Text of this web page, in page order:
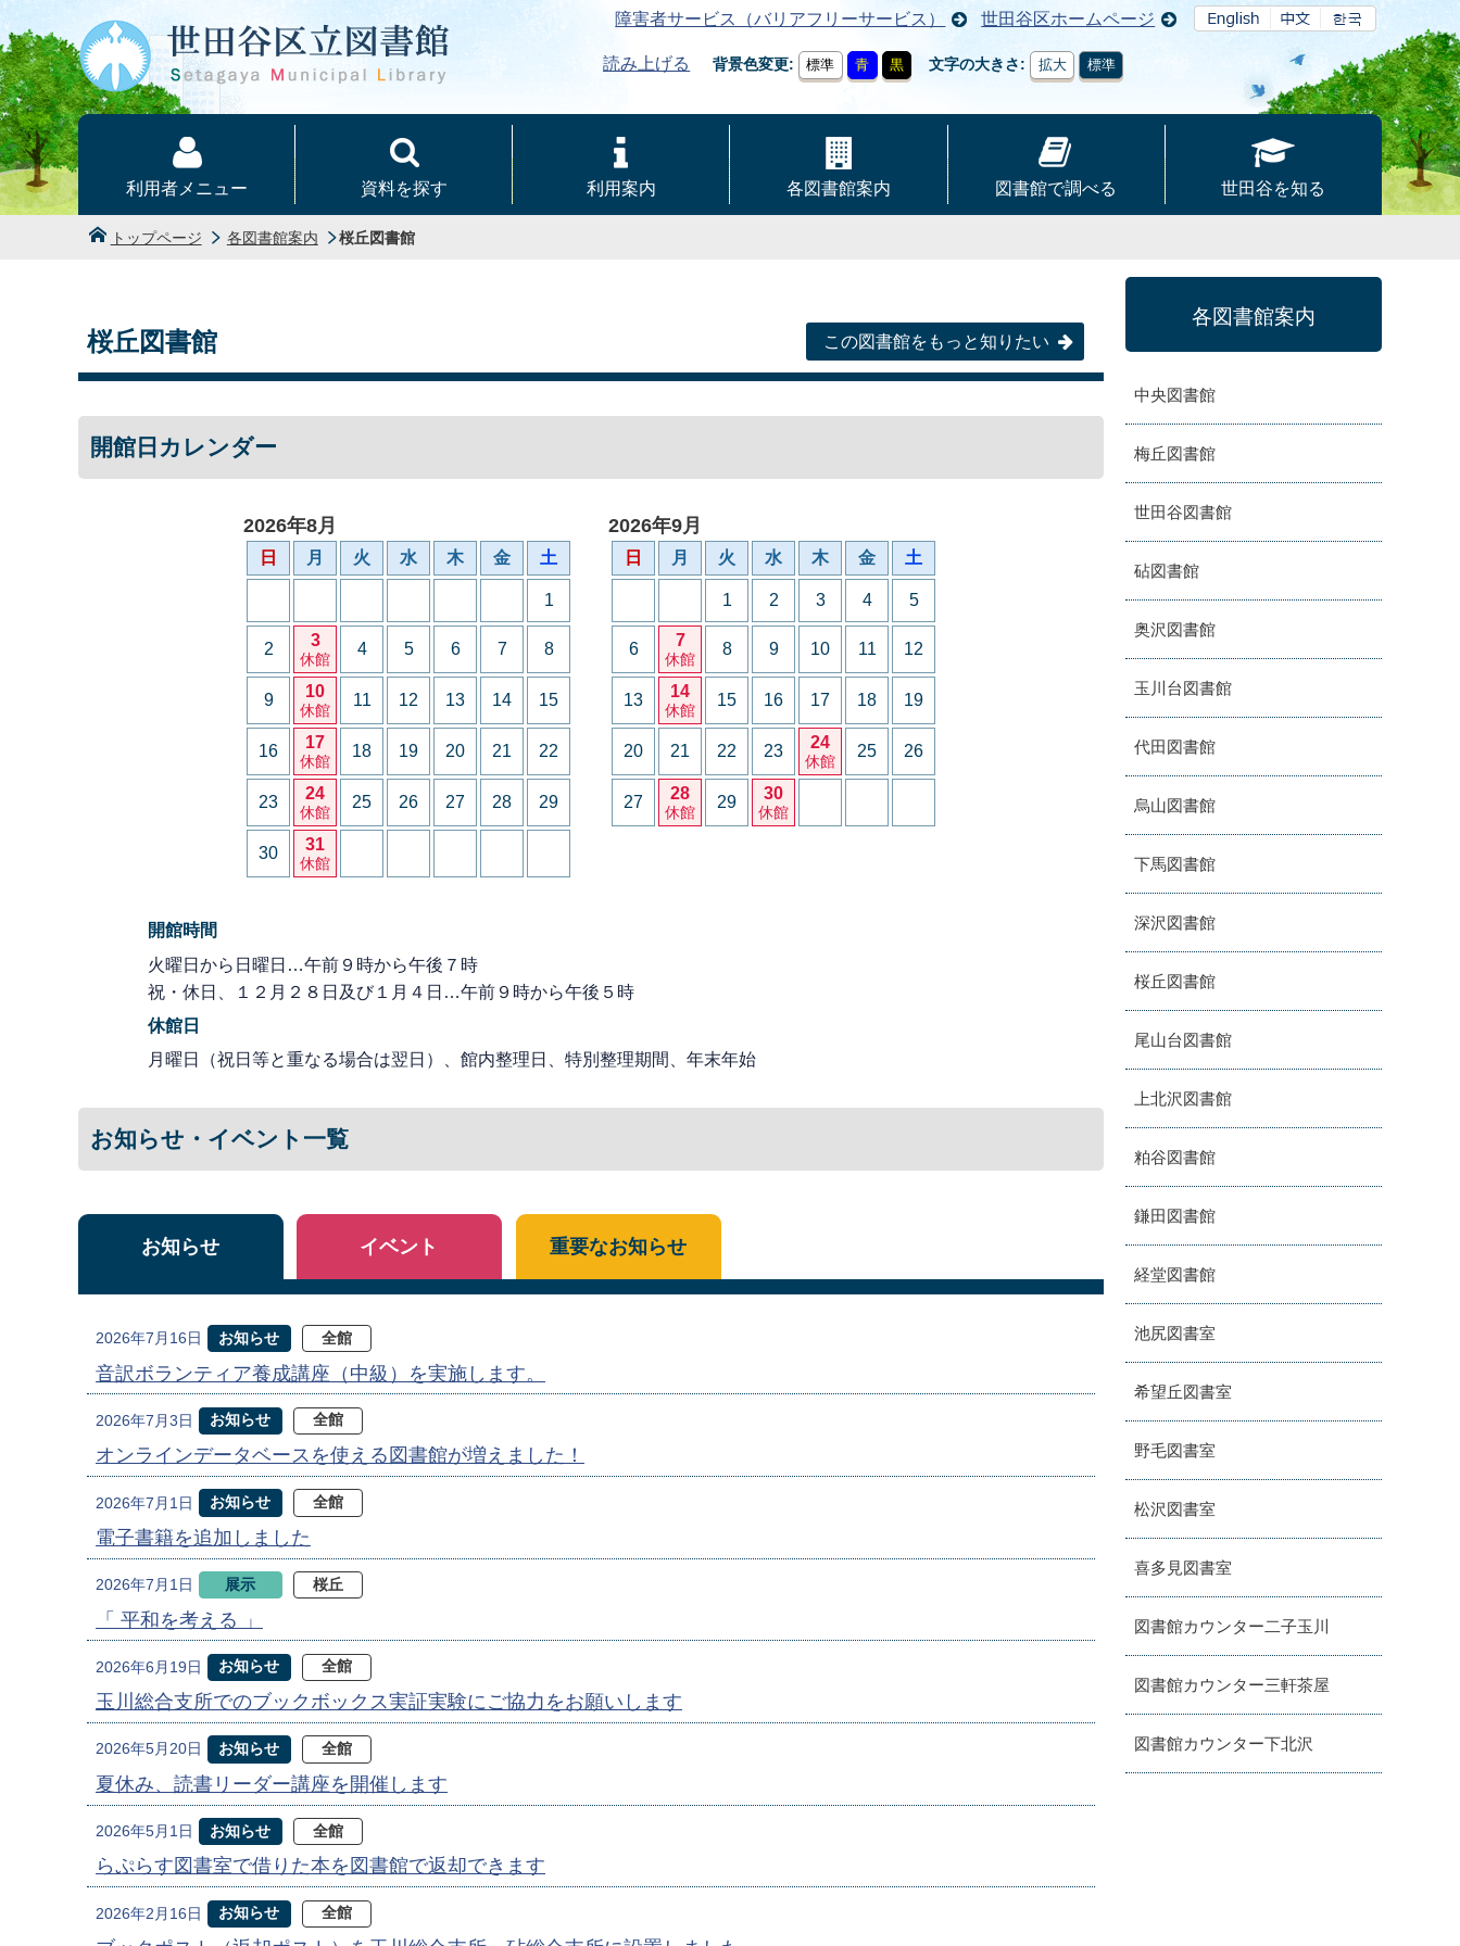
本文へ
障害者サービス（バリアフリーサービス） 世田谷区ホームページ
読み上げる 背景色変更 標準 青 黒 文字の大きさ 拡大 標準
利用者メニュー 資料を探す 利用案内 各図書館案内 図書館で調べる 世田谷を知る
トップページ 各図書館案内 桜丘図書館
桜丘図書館 この図書館をもっと知りたい
開館日カレンダー
2026年8月
日 月 火 水 木 金 土
1
2 3
休館
4 5 6 7 8
9 10
休館
11 12 13 14 15
16 17
休館
18 19 20 21 22
23 24
休館
25 26 27 28 29
30 31
休館
2026年9月
日 月 火 水 木 金 土
1 2 3 4 5
6 7
休館
8 9 10 11 12
13 14
休館
15 16 17 18 19
20 21 22 23 24
休館
25 26
27 28
休館
29 30
休館
開館時間
火曜日から日曜日…午前９時から午後７時
祝・休日、１２月２８日及び１月４日…午前９時から午後５時
休館日
月曜日（祝日等と重なる場合は翌日）、館内整理日、特別整理期間、年末年始
お知らせ・イベント一覧
お知らせ
2026年7月16日 お知らせ 全館
音訳ボランティア養成講座（中級）を実施します。
2026年7月3日 お知らせ 全館
オンラインデータベースを使える図書館が増えました！
2026年7月1日 お知らせ 全館
電子書籍を追加しました
2026年7月1日 展示 桜丘
「 平和を考える 」
2026年6月19日 お知らせ 全館
玉川総合支所でのブックボックス実証実験にご協力をお願いします
2026年5月20日 お知らせ 全館
夏休み、読書リーダー講座を開催します
2026年5月1日 お知らせ 全館
らぷらす図書室で借りた本を図書館で返却できます
2026年2月16日 お知らせ 全館
イベント 重要なお知らせ
各図書館案内
中央図書館
梅丘図書館
世田谷図書館
砧図書館
奥沢図書館
玉川台図書館
代田図書館
烏山図書館
下馬図書館
深沢図書館
桜丘図書館
尾山台図書館
上北沢図書館
粕谷図書館
鎌田図書館
経堂図書館
池尻図書室
希望丘図書室
野毛図書室
松沢図書室
喜多見図書室
図書館カウンター二子玉川
図書館カウンター三軒茶屋
図書館カウンター下北沢